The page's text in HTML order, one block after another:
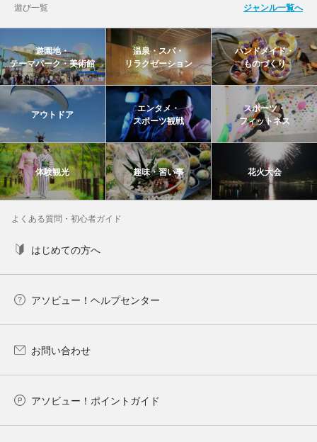
遊び一覧 ジャンル一覧へ
遊園地・
テーマパーク・美術館
温泉・スパ・
リラクゼーション
ハンドメイド・
ものづくり
アウトドア
エンタメ・
スポーツ観戦
スポーツ・
フィットネス
体験観光 趣味・習い事 花火大会
よくある質問・初心者ガイド
はじめての方へ
アソビュー！ヘルプセンター
お問い合わせ
アソビュー！ポイントガイド